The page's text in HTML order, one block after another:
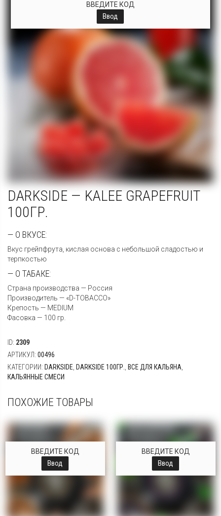
ВВЕДИТЕ КОД
Ввод
DARKSIDE — KALEE GRAPEFRUIT
100ГР.
— О ВКУСЕ:
Вкус грейпфрута, кислая основа с небольшой сладостью и
терпкостью
— О ТАБАКЕ:
Страна производства — Россия
Производитель — «D-TOBACCO»
Крепость — MEDIUM
Фасовка — 100 гр.
ID: 2309
АРТИКУЛ: 00496
КАТЕГОРИИ: DARKSIDE DARKSIDE 100ГР. ВСЕ ДЛЯ КАЛЬЯНА
КАЛЬЯННЫЕ СМЕСИ
ПОХОЖИЕ ТОВАРЫ
ВВЕДИТЕ КОД
Ввод
ВВЕДИТЕ КОД
Ввод